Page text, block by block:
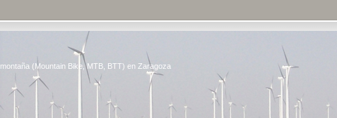
(Mountain Bike, MTB, BTT) en Zaragoza